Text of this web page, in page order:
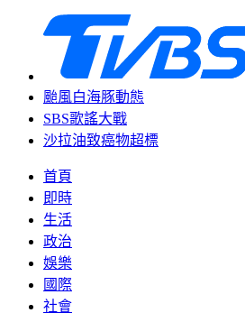
颱風白海豚動態
SBS歌謠大戰
沙拉油致癌物超標
首頁
即時
生活
政治
娛樂
國際
社會